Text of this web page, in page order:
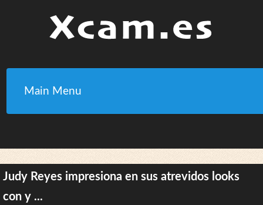
Main Menu
Judy Reyes impresiona en sus atrevidos looks
con y ...